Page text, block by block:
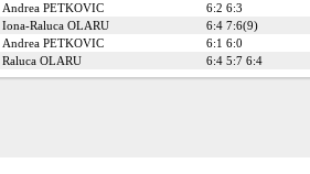
Andrea PETKOVIC
6:2 6:3
Iona-Raluca OLARU
6:4 7:6(9)
Andrea PETKOVIC
6:1 6:0
Raluca OLARU 6:4 5:7 6:4